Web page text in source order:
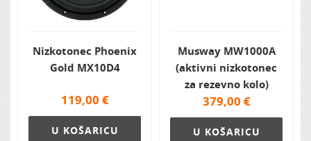
Nizkotonec Phoenix
Gold MX10D4
119,00 €
U KOŠARICU
Musway MW1000A
(aktivni nizkotonec
za rezevno kolo)
379,00 €
U KOŠARICU